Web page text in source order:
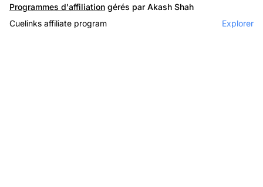
Programmes d'affiliation gérés par Akash Shah
Cuelinks affiliate program
Explorer